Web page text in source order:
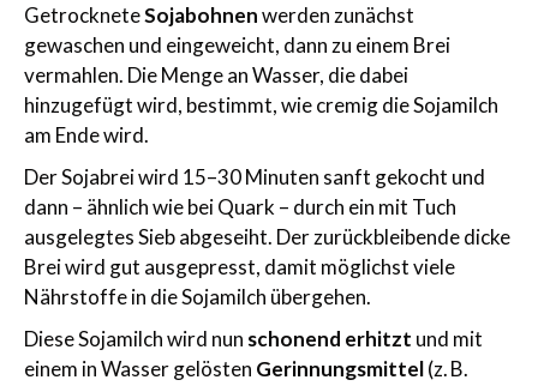
GetrockneteSojabohnenwerden zunächst
gewaschen und eingeweicht, dann zu einem Brei
vermahlen. Die Menge an Wasser, die dabei
hinzugefügt wird, bestimmt, wie cremig die Sojamilch
am Ende wird.
Der Sojabrei wird 15–30 Minuten sanft gekocht und
dann – ähnlich wie bei Quark – durch ein mit Tuch
ausgelegtes Sieb abgeseiht. Der zurückbleibende dicke
Brei wird gut ausgepresst, damit möglichst viele
Nährstoffe in die Sojamilch übergehen.
Diese Sojamilch wird nun schonend erhitzt und mit
einem in Wasser gelösten Gerinnungsmittel(z. B.